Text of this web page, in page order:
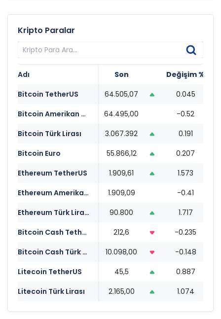
Kripto Paralar
Adı Son Değişim %
Bitcoin TetherUS
64.505,07 0.045
Bitcoin Amerikan Doları
64.495,00 -0.52
Bitcoin Türk Lirası
3.067.392 0.191
Bitcoin Euro
55.866,12 0.207
Ethereum TetherUS
1.909,61 1.573
Ethereum Amerikan Doları
1.909,09 -0.41
Ethereum Türk Lirası
90.800 1.717
Bitcoin Cash TetherUS
212,6 -0.235
Bitcoin Cash Türk Lirası
10.098,00 -0.148
Litecoin TetherUS
45,5 0.887
Litecoin Türk Lirası
2.165,00 1.074